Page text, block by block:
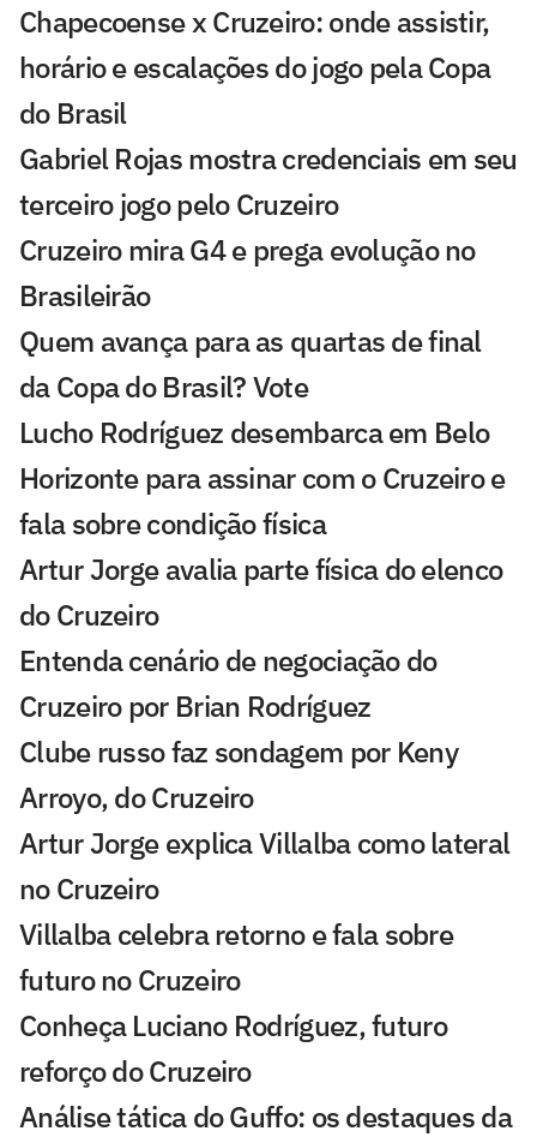
Chapecoense x Cruzeiro: onde assistir,
horário e escalações do jogo pela Copa
do Brasil
Gabriel Rojas mostra credenciais em seu
terceiro jogo pelo Cruzeiro
Cruzeiro mira G4 e prega evolução no
Brasileirão
Quem avança para as quartas de final
da Copa do Brasil? Vote
Lucho Rodríguez desembarca em Belo
Horizonte para assinar com o Cruzeiro e
fala sobre condição física
Artur Jorge avalia parte física do elenco
do Cruzeiro
Entenda cenário de negociação do
Cruzeiro por Brian Rodríguez
Clube russo faz sondagem por Keny
Arroyo, do Cruzeiro
Artur Jorge explica Villalba como lateral
no Cruzeiro
Villalba celebra retorno e fala sobre
futuro no Cruzeiro
Conheça Luciano Rodríguez, futuro
reforço do Cruzeiro
Análise tática do Guffo: os destaques da